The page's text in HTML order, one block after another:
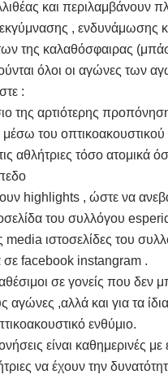
και περιλαμβάνουν
, ενδυνάμωσης
της καλαθόσφαιρας
όλοι οι αγώνες των
:
της αρτιότερης
του οπτικοακουστικού
αθλήτριες τόσο ατομικά
highlights , ώστε να
του συλλόγου
media ιστοσελίδες του
σε facebook instangram .
σε γονείς που δεν
αγώνες ,αλλά και για τα
ενθύμιο.
είναι καθημερινές με
να έχουν την